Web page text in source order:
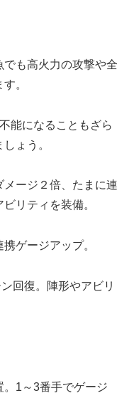
も高火力の攻撃や全
。
能になることもざら
ょう。
ージ２倍、たまに連
リティを装備。
ゲージアップ。
回復。陣形やアビリ
1～3番手でゲージ